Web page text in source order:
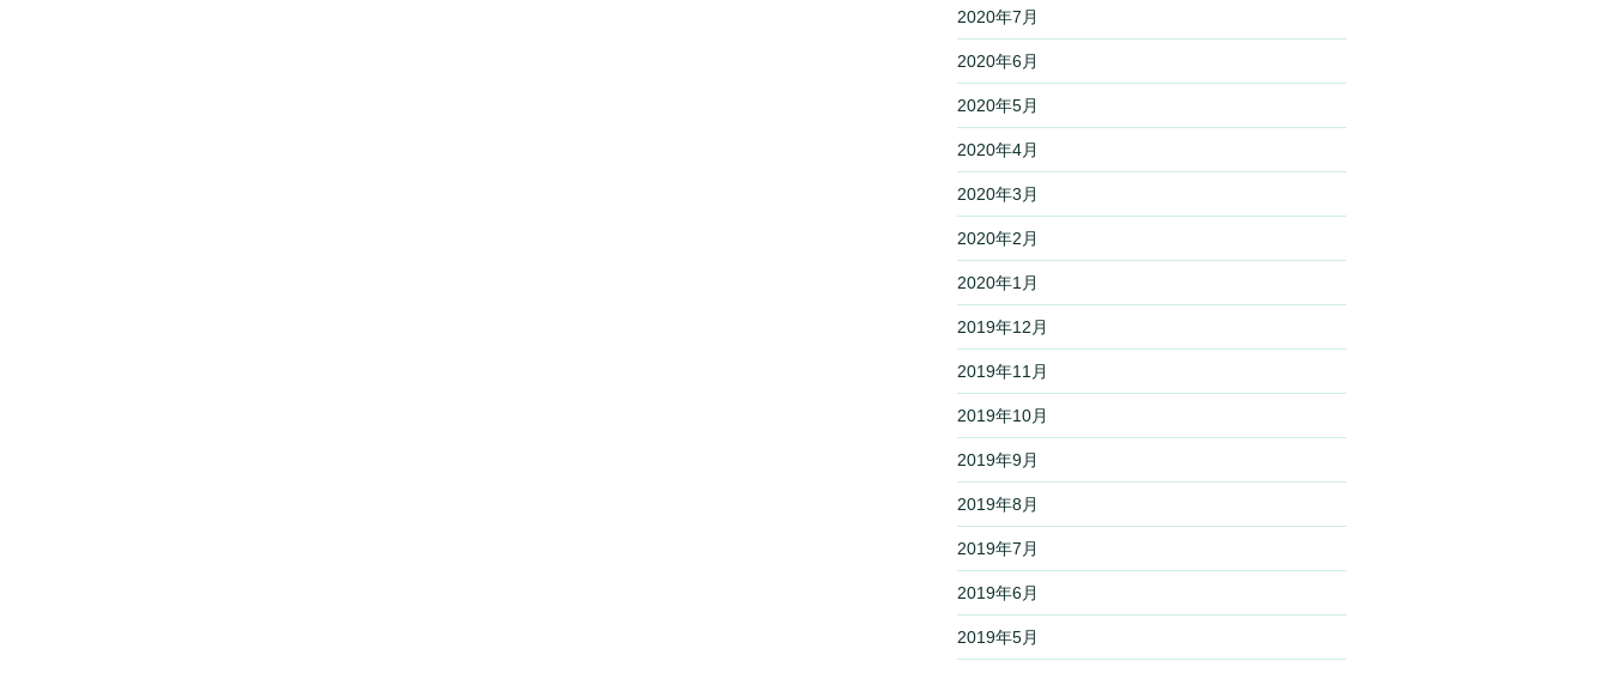
2020年7月
2020年6月
2020年5月
2020年4月
2020年3月
2020年2月
2020年1月
2019年12月
2019年11月
2019年10月
2019年9月
2019年8月
2019年7月
2019年6月
2019年5月